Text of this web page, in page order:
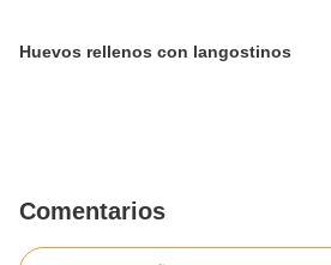
Huevos rellenos con langostinos
Comentarios